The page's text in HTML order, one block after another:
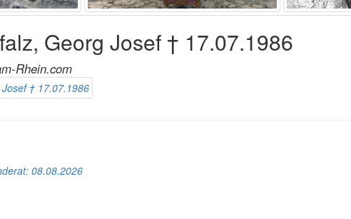
Georg Josef † 17.07.1986
Rhein.com
: 08.08.2026